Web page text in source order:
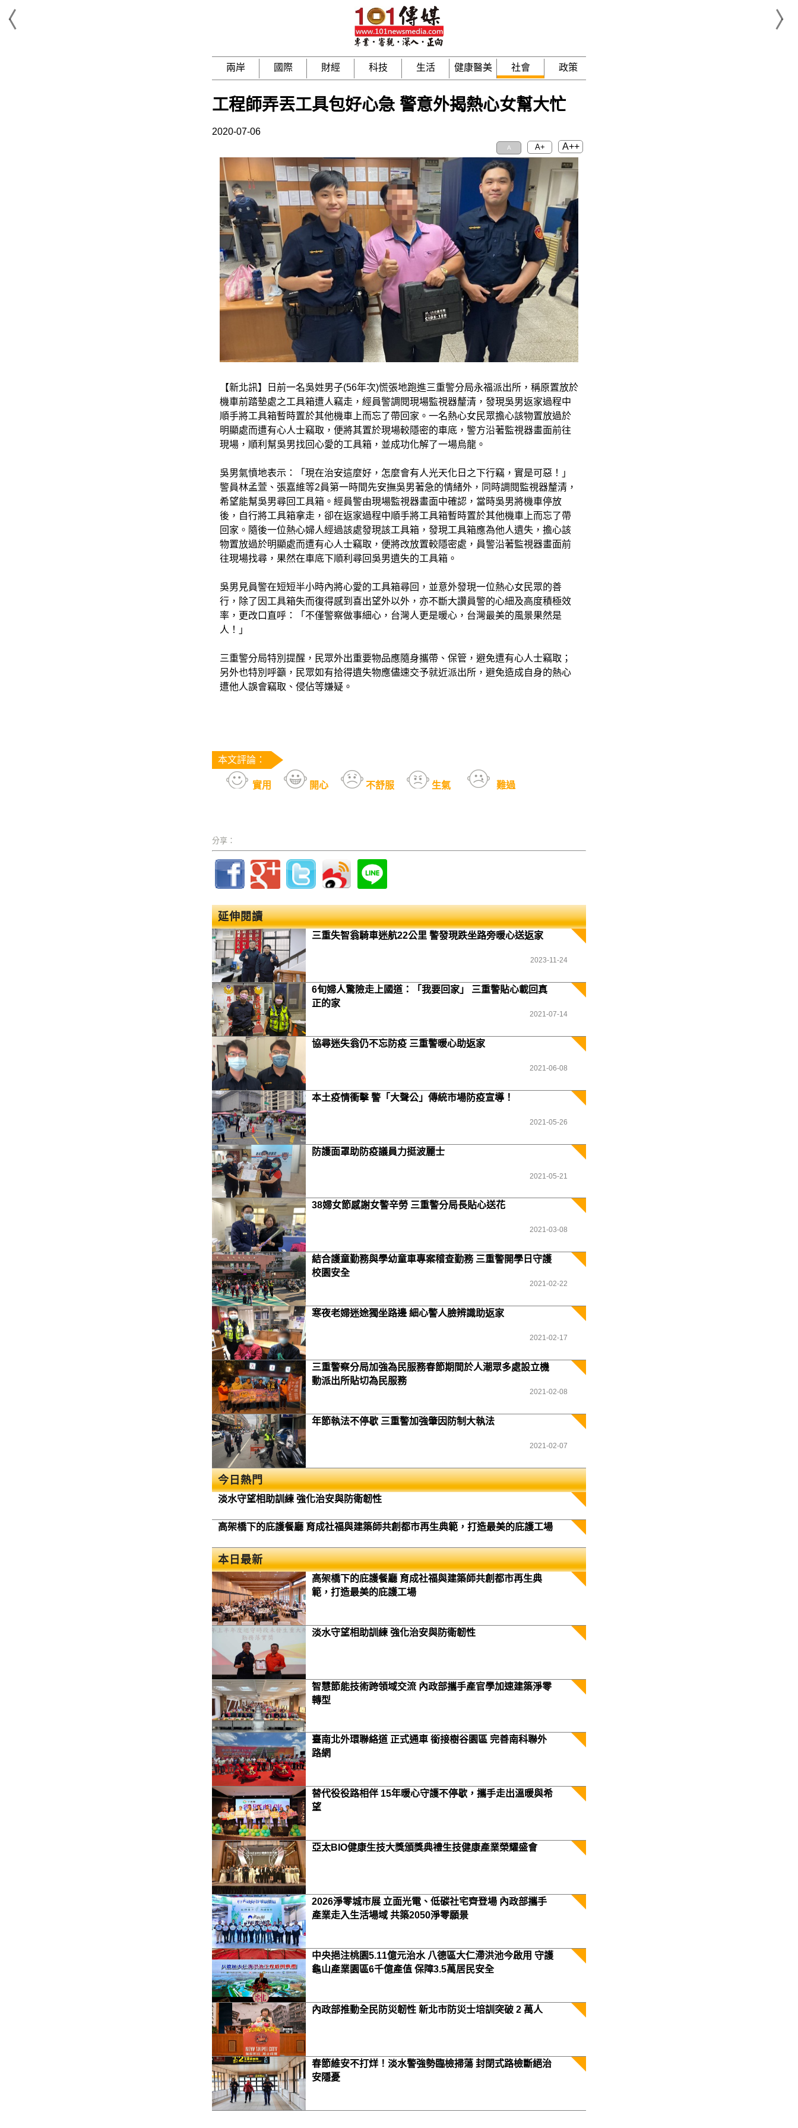
兩岸 國際 財經 科技 生活 健康醫美 社會 政策
工程師弄丟工具包好心急 警意外揭熱心女幫大忙
2020-07-06
A A+ A++
【新北訊】日前一名吳姓男子(56年次)慌張地跑進三重警分局永福派出所，稱原置放於
機車前踏墊處之工具箱遭人竊走，經員警調閱現場監視器釐清，發現吳男返家過程中
順手將工具箱暫時置於其他機車上而忘了帶回家。一名熱心女民眾擔心該物置放過於
明顯處而遭有心人士竊取，便將其置於現場較隱密的車底，警方沿著監視器畫面前往
現場，順利幫吳男找回心愛的工具箱，並成功化解了一場烏龍。
吳男氣憤地表示：「現在治安這麼好，怎麼會有人光天化日之下行竊，實是可惡！」
警員林孟萱、張嘉維等2員第一時間先安撫吳男著急的情緒外，同時調閱監視器釐清，
希望能幫吳男尋回工具箱。經員警由現場監視器畫面中確認，當時吳男將機車停放
後，自行將工具箱拿走，卻在返家過程中順手將工具箱暫時置於其他機車上而忘了帶
回家。隨後一位熱心婦人經過該處發現該工具箱，發現工具箱應為他人遺失，擔心該
物置放過於明顯處而遭有心人士竊取，便將改放置較隱密處，員警沿著監視器畫面前
往現場找尋，果然在車底下順利尋回吳男遺失的工具箱。
吳男見員警在短短半小時內將心愛的工具箱尋回，並意外發現一位熱心女民眾的善
行，除了因工具箱失而復得感到喜出望外以外，亦不斷大讚員警的心細及高度積極效
率，更改口直呼：「不僅警察做事細心，台灣人更是暖心，台灣最美的風景果然是
人！」
三重警分局特別提醒，民眾外出重要物品應隨身攜帶、保管，避免遭有心人士竊取；
另外也特別呼籲，民眾如有拾得遺失物應儘速交予就近派出所，避免造成自身的熱心
遭他人誤會竊取、侵佔等嫌疑。
本文評論：
實用 開心 不舒服 生氣 難過
分享：
延伸閱讀
三重失智翁騎車迷航22公里 警發現跌坐路旁暖心送返家
2023-11-24
6旬婦人驚險走上國道：「我要回家」 三重警貼心載回真
正的家
2021-07-14
協尋迷失翁仍不忘防疫 三重警暖心助返家
2021-06-08
本土疫情衝擊 警「大聲公」傳統市場防疫宣導！
2021-05-26
防護面罩助防疫議員力挺波麗士
2021-05-21
38婦女節感謝女警辛勞 三重警分局長貼心送花
2021-03-08
結合護童勤務與學幼童車專案稽查勤務 三重警開學日守護
校園安全
2021-02-22
寒夜老婦迷途獨坐路邊 細心警人臉辨識助返家
2021-02-17
三重警察分局加強為民服務春節期間於人潮眾多處設立機
動派出所貼切為民服務
2021-02-08
年節執法不停歇 三重警加強肇因防制大執法
2021-02-07
今日熱門
淡水守望相助訓練 強化治安與防衛韌性
高架橋下的庇護餐廳 育成社福與建築師共創都市再生典範，打造最美的庇護工場
本日最新
高架橋下的庇護餐廳 育成社福與建築師共創都市再生典
範，打造最美的庇護工場
淡水守望相助訓練 強化治安與防衛韌性
智慧節能技術跨領域交流 內政部攜手產官學加速建築淨零
轉型
臺南北外環聯絡道 正式通車 銜接樹谷園區 完善南科聯外
路網
替代役役路相伴 15年暖心守護不停歇，攜手走出溫暖與希
望
亞太BIO健康生技大獎頒獎典禮生技健康產業榮耀盛會
2026淨零城市展 立面光電、低碳社宅齊登場 內政部攜手
產業走入生活場域 共築2050淨零願景
中央挹注桃園5.11億元治水 八德區大仁滯洪池今啟用 守護
龜山產業園區6千億產值 保障3.5萬居民安全
內政部推動全民防災韌性 新北市防災士培訓突破 2 萬人
春節維安不打烊！淡水警強勢臨檢掃蕩 封閉式路檢斷絕治
安隱憂